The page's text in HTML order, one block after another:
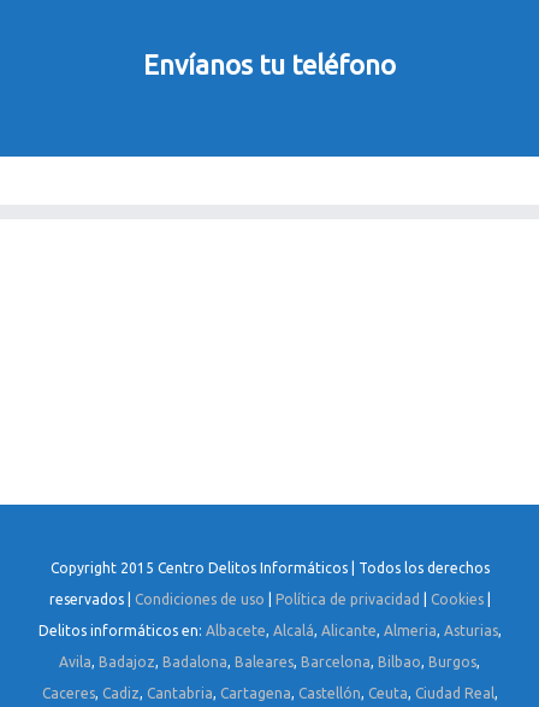
Envíanos tu teléfono
Copyright 2015 Centro Delitos Informáticos | Todos los derechos
reservados | Condiciones de uso Política de privacidad Cookies|
Delitos informáticos en: Albacete, Alcalá, Alicante, Almeria, Asturias,
Avila, Badajoz, Badalona, Baleares, Barcelona, Bilbao, Burgos,
Caceres, Cadiz, Cantabria, Cartagena, Castellón, Ceuta, Ciudad Real,